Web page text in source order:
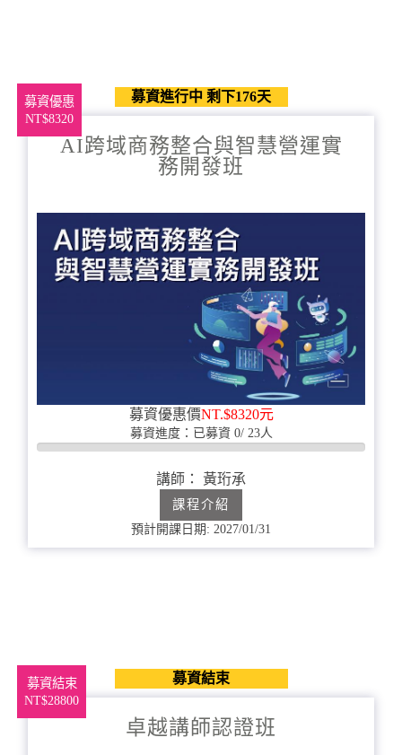
募資優惠
NT$8320
募資進行中 剩下176天
AI跨域商務整合與智慧營運實
務開發班
募資優惠價NT.$8320元
募資進度：已募資 0/ 23人
0%
講師： 黃珩承
課程介紹
預計開課日期: 2027/01/31
募資結束
NT$28800
募資結束
卓越講師認證班